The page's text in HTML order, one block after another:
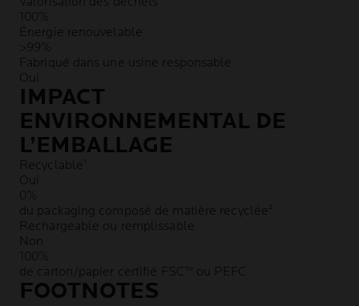
100%
Énergie renouvelable
>99%
Fabriqué dans une usine responsable
Oui
IMPACT
ENVIRONNEMENTAL DE
L’EMBALLAGE
Recyclable¹
Oui
0%
du packaging composé de matière recyclée²
Rechargeable ou remplissable
Non
100%
de carton/papier certifié FSC™ ou PEFC
FOOTNOTES